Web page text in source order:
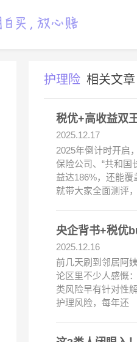
护理险 相关文章
税优+高收益双
2025.12.17
2025年倒计时开启
保险公司、“共和
益达186%，还能
就带大家全面测评
2025.12.16
前几天刷到邻居阿
论区里不少人感慨
类风险早有针对性
护理风险，每年还